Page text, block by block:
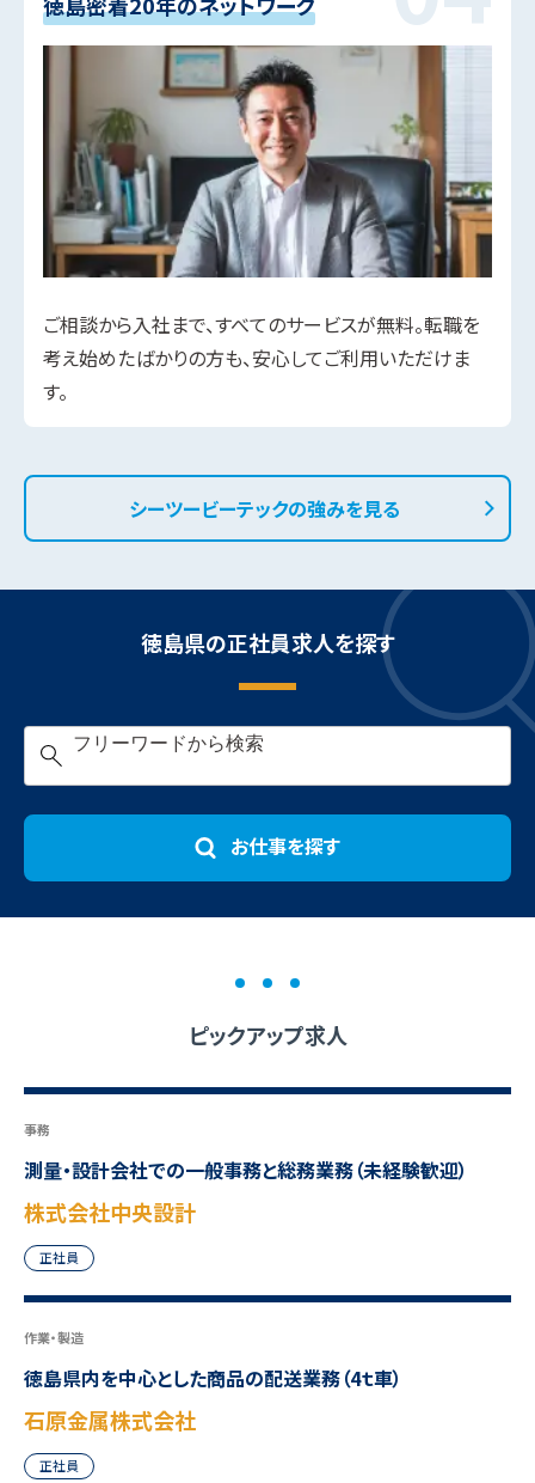
ご相談から入社まで、すべてのサービスが無料。転職を
考え始めたばかりの方も、安心してご利用いただけま
す。
シーツービーテックの強みを見る
徳島県の正社員求人を探す
ド
検
索
お仕事を探す
ピックアップ求人
事務
測量・設計会社での一般事務と総務業務（未経験歓迎）
株式会社中央設計
正社員
作業・製造
徳島県内を中心とした商品の配送業務（4ｔ車）
石原金属株式会社
正社員